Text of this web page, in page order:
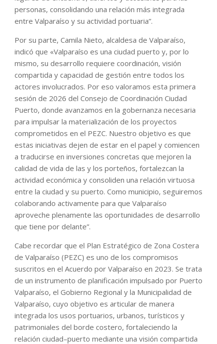
personas, consolidando una relación más integrada
entre Valparaíso y su actividad portuaria”.
Por su parte, Camila Nieto, alcaldesa de Valparaíso,
indicó que «Valparaíso es una ciudad puerto y, por lo
mismo, su desarrollo requiere coordinación, visión
compartida y capacidad de gestión entre todos los
actores involucrados. Por eso valoramos esta primera
sesión de 2026 del Consejo de Coordinación Ciudad
Puerto, donde avanzamos en la gobernanza necesaria
para impulsar la materialización de los proyectos
comprometidos en el PEZC. Nuestro objetivo es que
estas iniciativas dejen de estar en el papel y comiencen
a traducirse en inversiones concretas que mejoren la
calidad de vida de las y los porteños, fortalezcan la
actividad económica y consoliden una relación virtuosa
entre la ciudad y su puerto. Como municipio, seguiremos
colaborando activamente para que Valparaíso
aproveche plenamente las oportunidades de desarrollo
que tiene por delante”.
Cabe recordar que el Plan Estratégico de Zona Costera
de Valparaíso (PEZC) es uno de los compromisos
suscritos en el Acuerdo por Valparaíso en 2023. Se trata
de un instrumento de planificación impulsado por Puerto
Valparaíso, el Gobierno Regional y la Municipalidad de
Valparaíso, cuyo objetivo es articular de manera
integrada los usos portuarios, urbanos, turísticos y
patrimoniales del borde costero, fortaleciendo la
relación ciudad–puerto mediante una visión compartida